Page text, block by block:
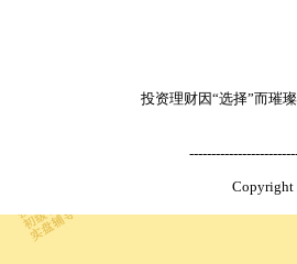
投资理财因“选择”而
Copyright